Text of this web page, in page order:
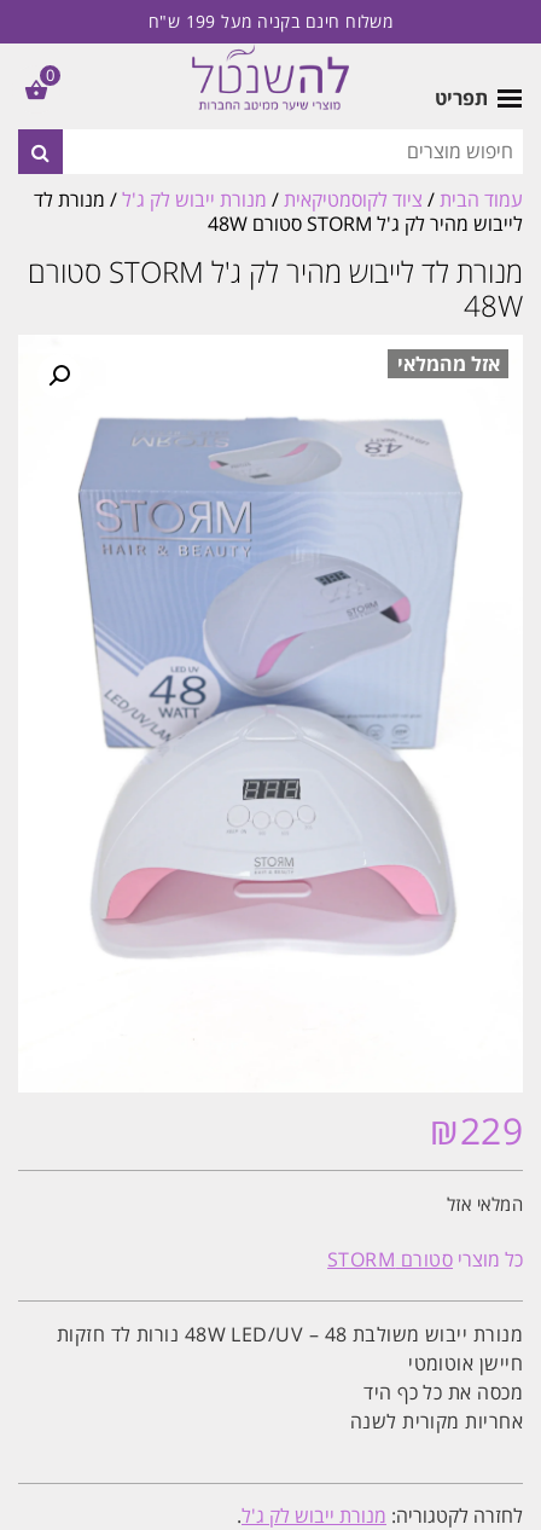
משלוח חינם בקניה מעל 199 ש"ח
תפריט
עמוד הבית/ ציוד לקוסמטיקאית/ מנורת ייבוש לק ג'ל/ מנורת לד
לייבוש מהיר לק ג'ל STORM סטורם 48W
מנורת לד לייבוש מהיר לק ג'ל STORM סטורם
48W
₪229
המלאי אזל
כל מוצרי סטורם STORM
מנורת ייבוש משולבת 48W LED/UV – 48 נורות לד חזקות
חיישן אוטומטי
מכסה את כל כף היד
אחריות מקורית לשנה
לחזרה לקטגוריה: מנורת ייבוש לק ג'ל.
0